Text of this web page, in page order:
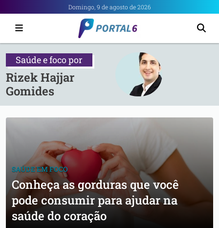
-
Notícias
de
Anápolis
Domingo, 9 de agosto de 2026
Saúde e focopor
Rizek Hajjar
Gomides
SAÚDE EM FOCO
Conheça as gorduras que você
pode consumir para ajudar na
saúde do coração